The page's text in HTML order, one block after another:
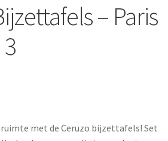
– Paris
met de Ceruzo bijzettafels! Set